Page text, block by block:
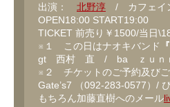
出演： 北野淳 / カフェイ
OPEN18:00 START19:00
TICKET 前売り￥1500/当日
※１ この日はナオキバンド
gt 西村 直 / ba ｚｕ
※２ チケットのご予約及びご
Gate’s7 （092-283-0577）
もちろん加藤直樹へのメール